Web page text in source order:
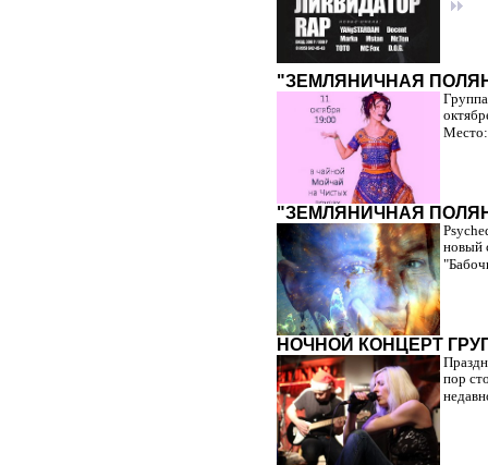
"ЗЕМЛЯНИЧНАЯ
"ЗЕМЛЯНИЧНАЯ
новый
НОЧНОЙ КОНЦЕРТ
пор